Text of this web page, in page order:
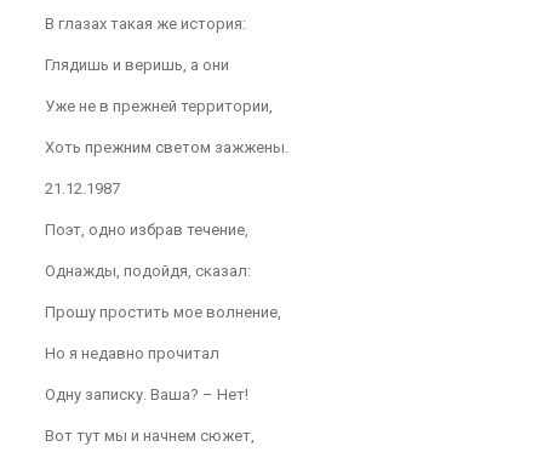
В глазах такая же история:
Глядишь и веришь, а они
Уже не в прежней территории,
Хоть прежним светом зажжены.
21.12.1987
Поэт, одно избрав течение,
Однажды, подойдя, сказал:
Прошу простить мое волнение,
Но я недавно прочитал
Одну записку. Ваша? – Нет!
Вот тут мы и начнем сюжет,